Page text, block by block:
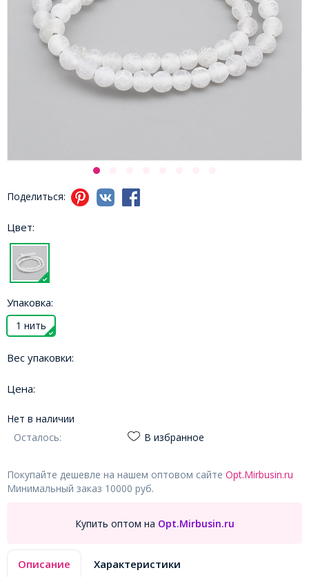
Поделиться:
Цвет:
Упаковка:
1 нить
Вес упаковки:
Цена:
Нет в наличии
Осталось:
В избранное
Покупайте дешевле на нашем оптовом сайте Opt.Mirbusin.ru
Минимальный заказ 10000 руб.
Купить оптом на Opt.Mirbusin.ru
Описание Характеристики